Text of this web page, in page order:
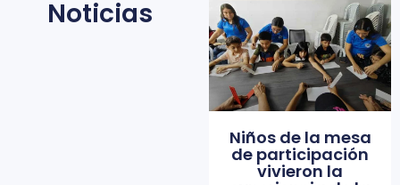
Noticias
Niños de la mesa
de participación
vivieron la